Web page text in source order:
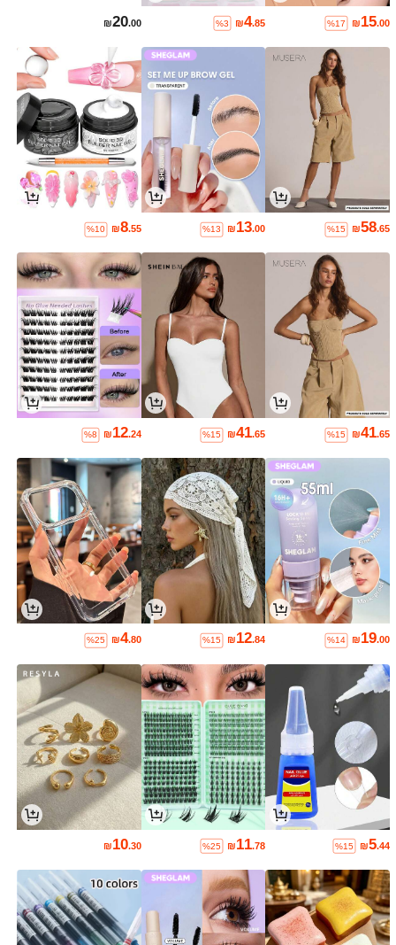
₪15.00
%17
₪4.85
%3
₪20.00
₪58.65
%15
₪13.00
%13
₪8.55
%10
₪41.65
%15
₪41.65
%15
₪12.24
%8
₪19.00
%14
₪12.84
%15
₪4.80
%25
₪5.44
%15
₪11.78
%25
₪10.30